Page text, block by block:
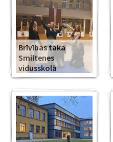
Brīvības taka
Smiltenes
vidusskolā